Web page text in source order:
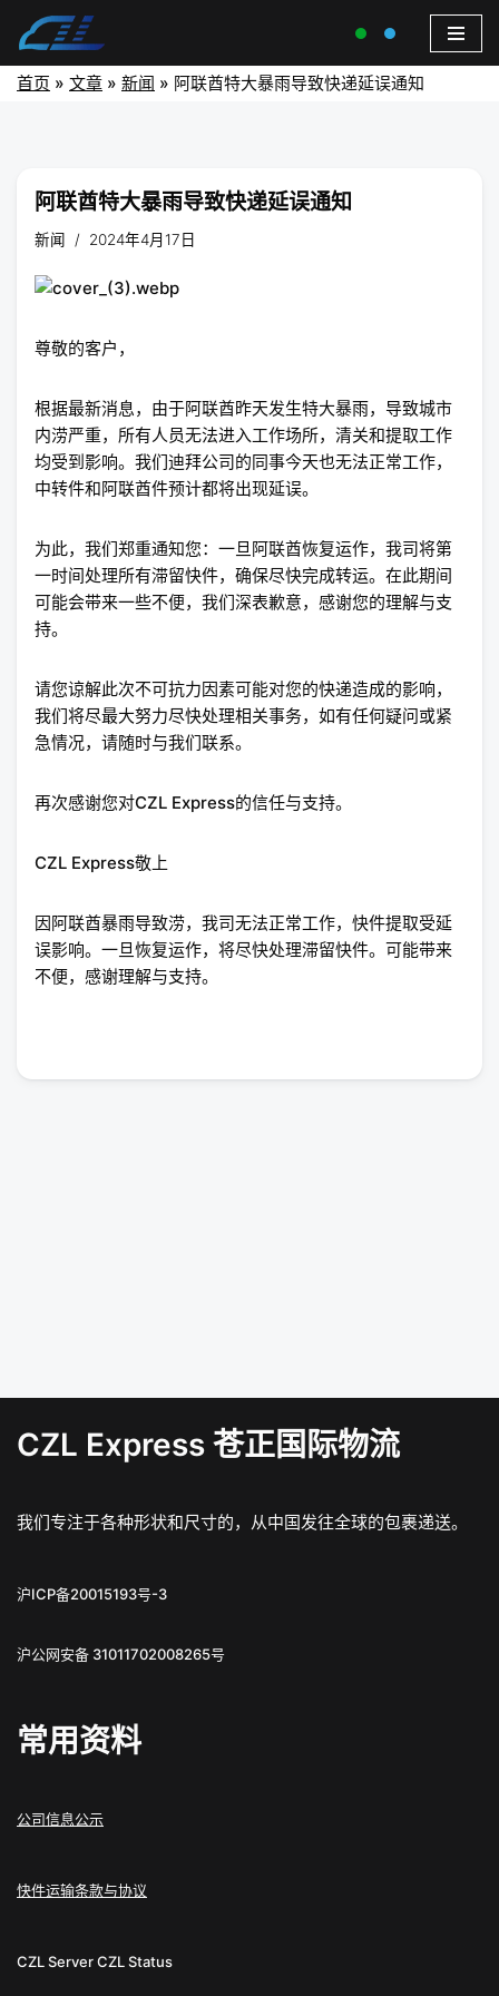
首页 » 文章 » 新闻 » 阿联酋特大暴雨导致快递延误通知
阿联酋特大暴雨导致快递延误通知
新闻 2024年4月17日
尊敬的客户，
根据最新消息，由于阿联酋昨天发生特大暴雨，导致城市
内涝严重，所有人员无法进入工作场所，清关和提取工作
均受到影响。我们迪拜公司的同事今天也无法正常工作，
中转件和阿联酋件预计都将出现延误。
为此，我们郑重通知您：一旦阿联酋恢复运作，我司将第
一时间处理所有滞留快件，确保尽快完成转运。在此期间
可能会带来一些不便，我们深表歉意，感谢您的理解与支
持。
请您谅解此次不可抗力因素可能对您的快递造成的影响，
我们将尽最大努力尽快处理相关事务，如有任何疑问或紧
急情况，请随时与我们联系。
再次感谢您对CZL Express的信任与支持。
CZL Express敬上
因阿联酋暴雨导致涝，我司无法正常工作，快件提取受延
误影响。一旦恢复运作，将尽快处理滞留快件。可能带来
不便，感谢理解与支持。
CZL Express 苍正国际物流
我们专注于各种形状和尺寸的，从中国发往全球的包裹递送。
沪ICP备20015193号-3
沪公网安备 31011702008265号
常用资料
公司信息公示
快件运输条款与协议
CZL ServerCZL Status